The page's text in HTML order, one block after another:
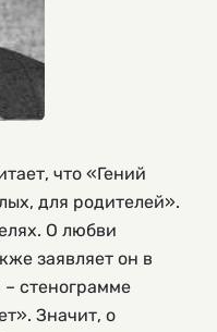
что «Гений
для родителей».
О любви
заявляет он в
стенограмме
Значит, о